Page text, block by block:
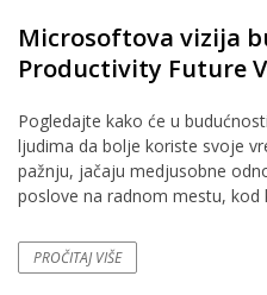
Microsoftova vizija
Productivity Future
Pogledajte kako će u
ljudima da bolje koriste svoje
pažnju, jačaju medjusobne
poslove na radnom mestu, kod
PROČITAJ VIŠE